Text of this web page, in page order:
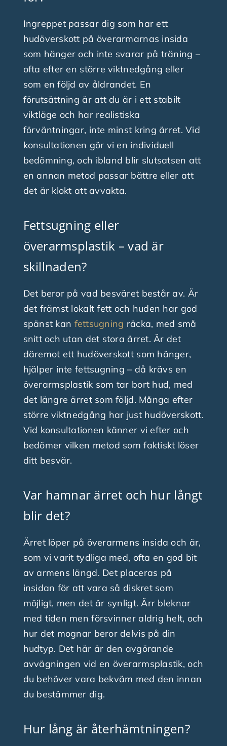
Ingreppet passar dig som har ett
hudöverskott på överarmarnas insida
som hänger och inte svarar på träning –
ofta efter en större viktnedgång eller
som en följd av åldrandet. En
förutsättning är att du är i ett stabilt
viktläge och har realistiska
förväntningar, inte minst kring ärret. Vid
konsultationen gör vi en individuell
bedömning, och ibland blir slutsatsen att
en annan metod passar bättre eller att
det är klokt att avvakta.
Fettsugning eller
överarmsplastik – vad är
skillnaden?
Det beror på vad besväret består av. Är
det främst lokalt fett och huden har god
spänst kan fettsugning räcka, med små
snitt och utan det stora ärret. Är det
däremot ett hudöverskott som hänger,
hjälper inte fettsugning – då krävs en
överarmsplastik som tar bort hud, med
det längre ärret som följd. Många efter
större viktnedgång har just hudöverskott.
Vid konsultationen känner vi efter och
bedömer vilken metod som faktiskt löser
ditt besvär.
Var hamnar ärret och hur långt
blir det?
Ärret löper på överarmens insida och är,
som vi varit tydliga med, ofta en god bit
av armens längd. Det placeras på
insidan för att vara så diskret som
möjligt, men det är synligt. Ärr bleknar
med tiden men försvinner aldrig helt, och
hur det mognar beror delvis på din
hudtyp. Det här är den avgörande
avvägningen vid en överarmsplastik, och
du behöver vara bekväm med den innan
du bestämmer dig.
Hur lång är återhämtningen?